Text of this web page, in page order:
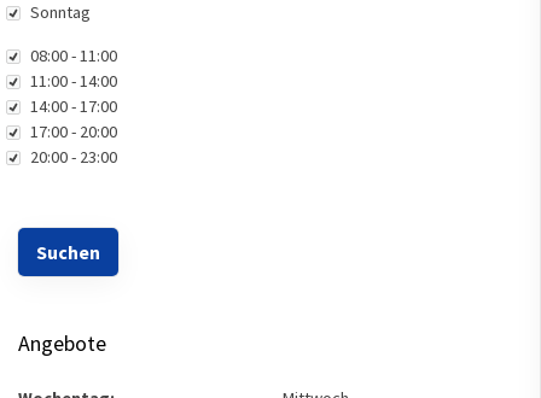
Sonntag
Uhrzeit08:00 - 11:00
11:00 - 14:00
14:00 - 17:00
17:00 - 20:00
20:00 - 23:00
Angebote